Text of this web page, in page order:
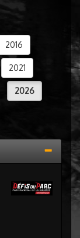
2016
2021
2026